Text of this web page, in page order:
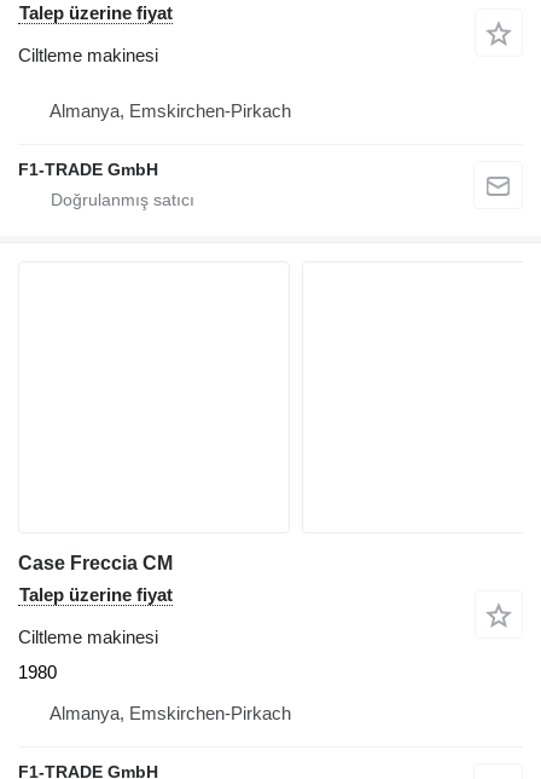
Talep üzerine fiyat
Ciltleme makinesi
Almanya, Emskirchen-Pirkach
F1-TRADE GmbH
Case Freccia CM
Talep üzerine fiyat
Ciltleme makinesi
1980
Almanya, Emskirchen-Pirkach
F1-TRADE GmbH